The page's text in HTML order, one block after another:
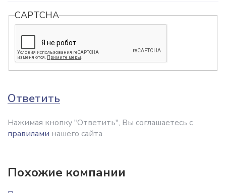
CAPTCHA
Ответить
Нажимая кнопку "Ответить", Вы соглашаетесь с
правилами нашего сайта
Похожие компании